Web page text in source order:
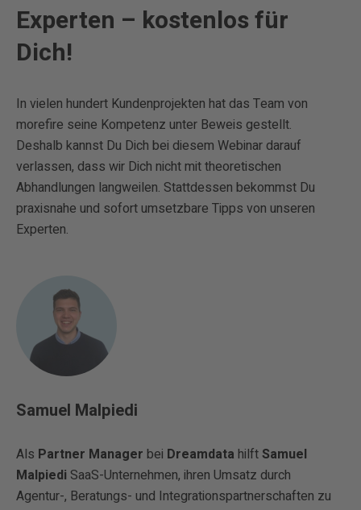
Experten – kostenlos für
Dich!
In vielen hundert Kundenprojekten hat das Team von
morefire seine Kompetenz unter Beweis gestellt.
Deshalb kannst Du Dich bei diesem Webinar darauf
verlassen, dass wir Dich nicht mit theoretischen
Abhandlungen langweilen. Stattdessen bekommst Du
praxisnahe und sofort umsetzbare Tipps von unseren
Experten.
Samuel Malpiedi
Als Partner Manager bei Dreamdata hilftSamuel
Malpiedi SaaS-Unternehmen, ihren Umsatz durch
Agentur-, Beratungs- und Integrationspartnerschaften zu